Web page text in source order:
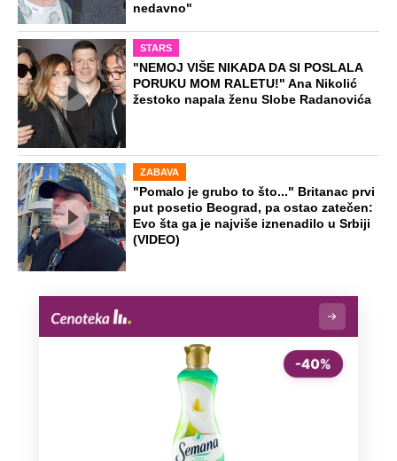
nedavno"
STARS
"NEMOJ VIŠE NIKADA DA SI POSLALA
PORUKU MOM RALETU!" Ana Nikolić
žestoko napala ženu Slobe Radanovića
ZABAVA
"Pomalo je grubo to što..." Britanac prvi
put posetio Beograd, pa ostao zatečen:
Evo šta ga je najviše iznenadilo u Srbiji
(VIDEO)